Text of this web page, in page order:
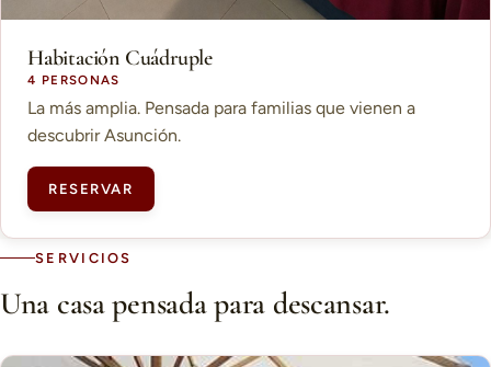
Habitación Cuádruple
4 PERSONAS
La más amplia. Pensada para familias que vienen a
descubrir Asunción.
RESERVAR
SERVICIOS
Una casa pensada para descansar.